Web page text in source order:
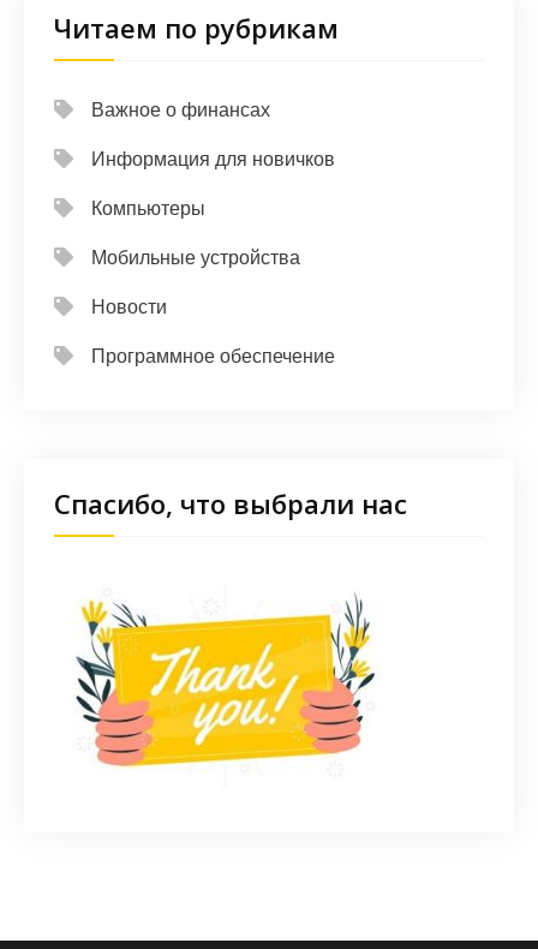
Читаем по рубрикам
Важное о финансах
Информация для новичков
Компьютеры
Мобильные устройства
Новости
Программное обеспечение
Спасибо, что выбрали нас